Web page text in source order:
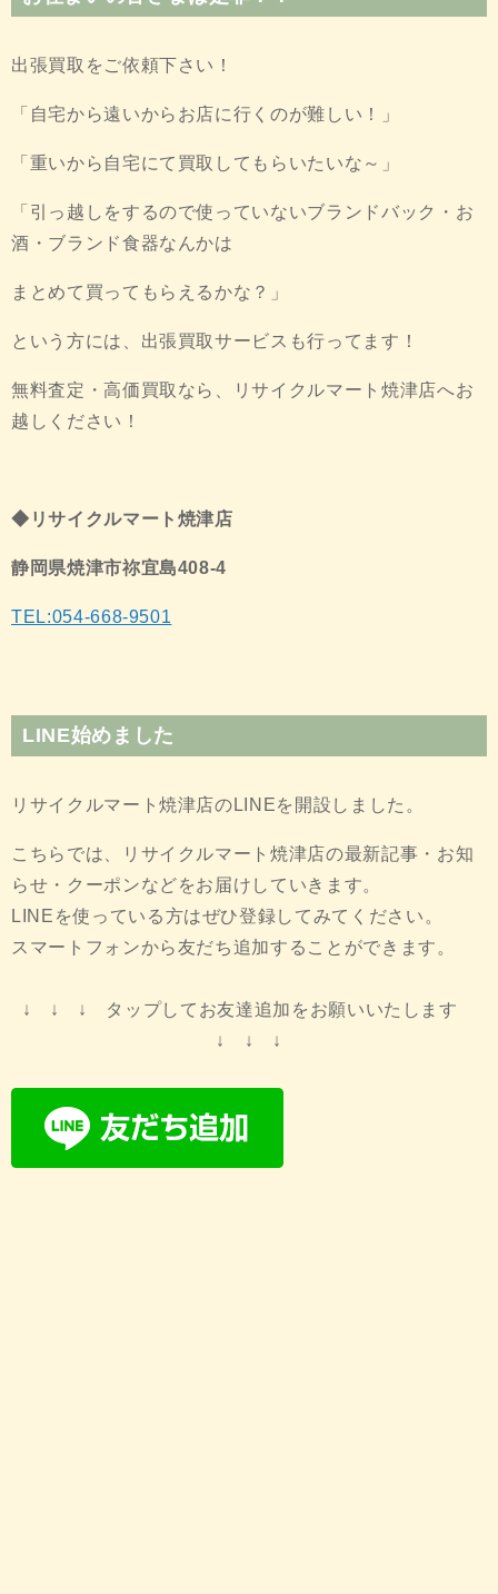
出張買取をご依頼下さい！
「自宅から遠いからお店に行くのが難しい！」
「重いから自宅にて買取してもらいたいな～」
「引っ越しをするので使っていないブランドバック・お
酒・ブランド食器なんかは
まとめて買ってもらえるかな？」
という方には、出張買取サービスも行ってます！
無料査定・高価買取なら、リサイクルマート焼津店へお
越しください！
◆リサイクルマート焼津店
静岡県焼津市祢宜島408-4
TEL:054-668-9501
LINE始めました
リサイクルマート焼津店のLINEを開設しました。
こちらでは、リサイクルマート焼津店の最新記事・お知
らせ・クーポンなどをお届けしていきます。
LINEを使っている方はぜひ登録してみてください。
スマートフォンから友だち追加することができます。
↓ ↓ ↓ タップしてお友達追加をお願いいたします
↓ ↓ ↓